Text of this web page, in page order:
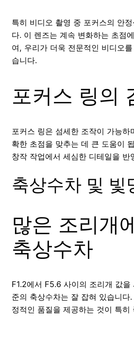
특히 비디오 촬영 중 포커스의 안
다. 이 렌즈는 계속 변화하는 초점
여, 우리가 더욱 전문적인 비디오
습니다.
포커스 링의
포커스 링은 섬세한 조작이 가능하
확한 초점을 맞추는 데 큰 도움이
창작 작업에서 세심한 디테일을 반
축상수차 및 빛
많은 조리개
축상수차
F1.2에서 F5.6 사이의 조리개 값을
준의 축상수차는 잘 잡혀 있습니다
정적인 품질을 제공하는 것이 특히